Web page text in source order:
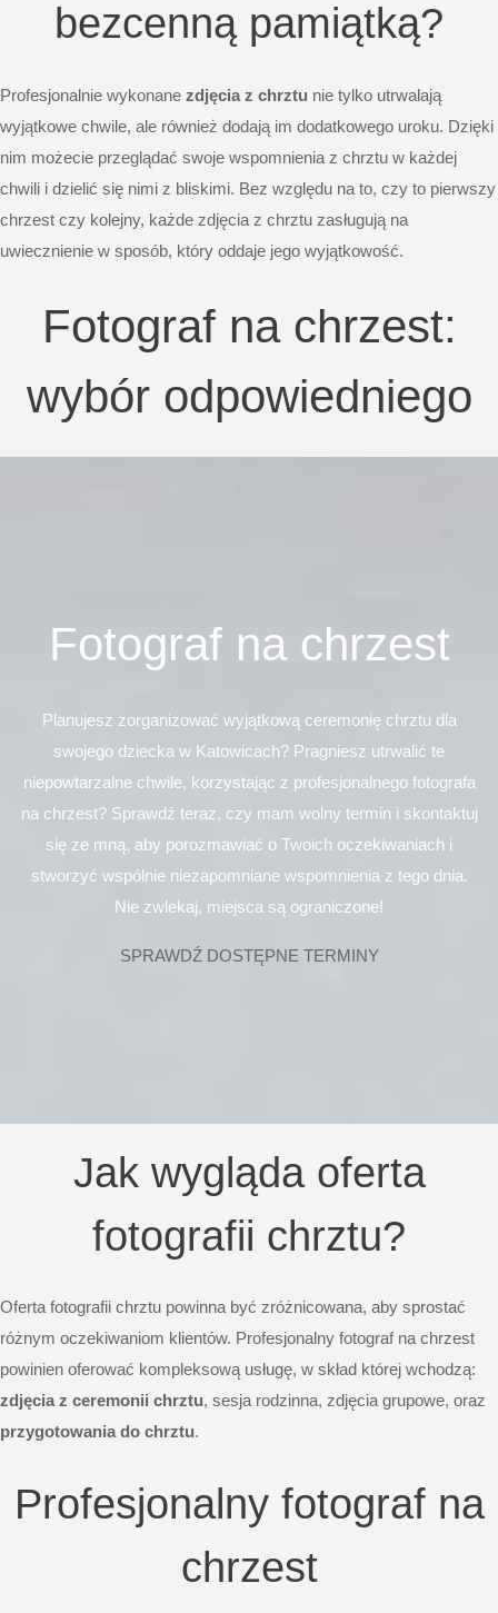
bezcenną pamiątką?
Profesjonalnie wykonane zdjęcia z chrztu nie tylko utrwalają
wyjątkowe chwile, ale również dodają im dodatkowego uroku. Dzięki
nim możecie przeglądać swoje wspomnienia z chrztu w każdej
chwili i dzielić się nimi z bliskimi. Bez względu na to, czy to pierwszy
chrzest czy kolejny, każde zdjęcia z chrztu zasługują na
uwiecznienie w sposób, który oddaje jego wyjątkowość.
Fotograf na chrzest:
wybór odpowiedniego
Fotograf na chrzest
Planujesz zorganizować wyjątkową ceremonię chrztu dla
swojego dziecka w Katowicach? Pragniesz utrwalić te
niepowtarzalne chwile, korzystając z profesjonalnego fotografa
na chrzest? Sprawdź teraz, czy mam wolny termin i skontaktuj
się ze mną, aby porozmawiać o Twoich oczekiwaniach i
stworzyć wspólnie niezapomniane wspomnienia z tego dnia.
Nie zwlekaj, miejsca są ograniczone!
SPRAWDŹ DOSTĘPNE TERMINY
Jak wygląda oferta
fotografii chrztu?
Oferta fotografii chrztu powinna być zróżnicowana, aby sprostać
różnym oczekiwaniom klientów. Profesjonalny fotograf na chrzest
powinien oferować kompleksową usługę, w skład której wchodzą:
zdjęcia z ceremonii chrztu, sesja rodzinna, zdjęcia grupowe, oraz
przygotowania do chrztu.
Profesjonalny fotograf na
chrzest